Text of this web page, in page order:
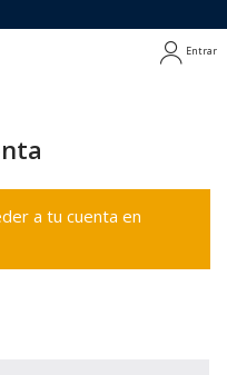
Entrar
a tu cuenta en